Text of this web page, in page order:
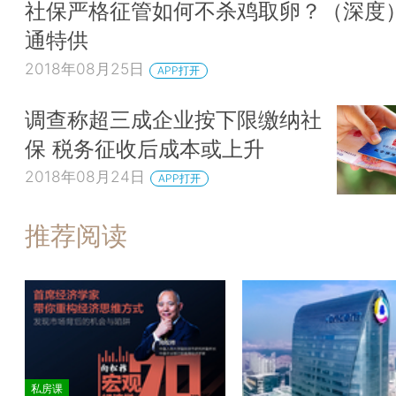
社保严格征管如何不杀鸡取卵？（深度
通特供
2018年08月25日 APP打开
调查称超三成企业按下限缴纳社
保 税务征收后成本或上升
2018年08月24日 APP打开
推荐阅读
私房课